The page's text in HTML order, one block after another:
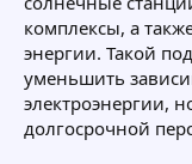
комплексы, а
энергии. Такой
уменьшить
электроэнергии,
долгосрочной